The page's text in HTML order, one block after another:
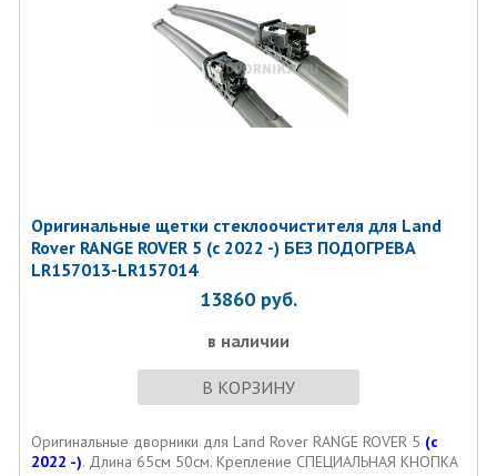
Оригинальные щетки стеклоочистителя для Land
Rover RANGE ROVER 5 (с 2022 -) БЕЗ ПОДОГРЕВА
LR157013-LR157014
13860 руб.
в наличии
В КОРЗИНУ
Оригинальные дворники для Land Rover RANGE ROVER 5 (с
2022 -). Длина 65см 50см. Крепление СПЕЦИАЛЬНАЯ КНОПКА